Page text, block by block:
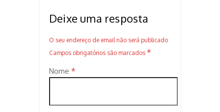
Deixe uma resposta
O seu endereço de email não será publicado
Campos obrigatórios são marcados *
Nome *